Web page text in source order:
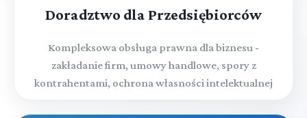
Doradztwo dla Przedsiębiorców
Kompleksowa obsługa prawna dla biznesu -
zakładanie firm, umowy handlowe, spory z
kontrahentami, ochrona własności intelektualnej